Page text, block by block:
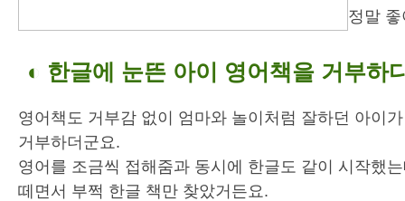
정말
◐ 한글에 눈뜬 아이 영어책을 거부하
영어책도 거부감 없이 엄마와 놀이처럼 잘하던 아이
거부하더군요.
영어를 조금씩 접해줌과 동시에 한글도 같이 시작했
떼면서 부쩍 한글 책만 찾았거든요.